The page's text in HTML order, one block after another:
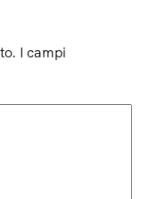
I campi